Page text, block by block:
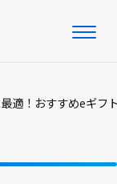
適！おすすめeギフ